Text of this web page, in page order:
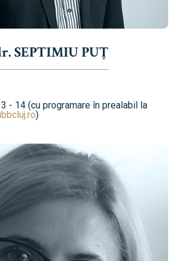
SEPTIMIU PUȚ
- 14 (cu programare în prealabil la
)